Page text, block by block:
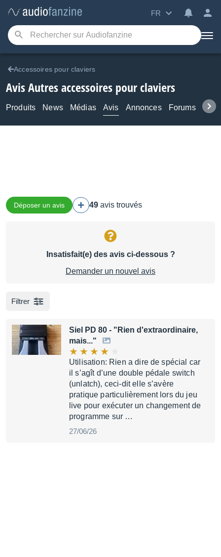
FR
Accessoires pour claviers
Avis Autres accessoires pour claviers
Produits News Médias Avis Annonces Forums
Déposer un avis 49 avis trouvés
Insatisfait(e) des avis ci-dessous ?
Demander un nouvel avis
Filtrer
Siel PD 80 - "Rien d'extraordinaire,
mais..."
Utilisation: Rien a dire de spécial car
il s’agît d’une double pédale switch
(unlatch), ceci-dit elle s’avère
pratique particulièrement lors du jeu
live pour exécuter un changement de
programme sur …
27/06/26